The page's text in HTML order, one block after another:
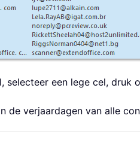
selecteer een lege cel,
de verjaardagen van alle